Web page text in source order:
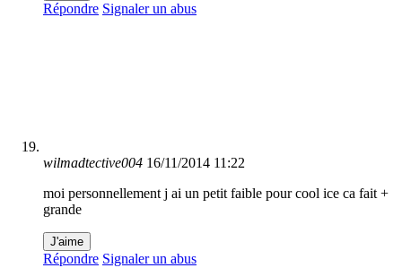
Répondre Signaler un abus
wilmadtective004 16/11/2014 11:22
moi personnellement j ai un petit faible pour cool ice ca fait +
grande
J'aime
Répondre Signaler un abus